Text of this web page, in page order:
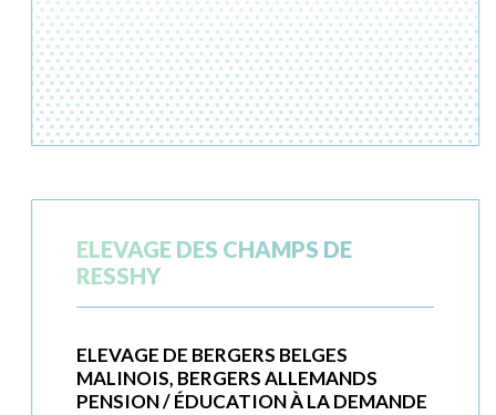
ELEVAGE DES CHAMPS DE
RESSHY
ELEVAGE DE BERGERS BELGES
MALINOIS, BERGERS ALLEMANDS
PENSION / ÉDUCATION À LA DEMANDE